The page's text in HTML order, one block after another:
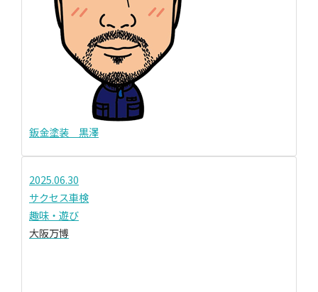
鈑金塗装 黒澤
2025.06.30
サクセス車検
趣味・遊び
大阪万博